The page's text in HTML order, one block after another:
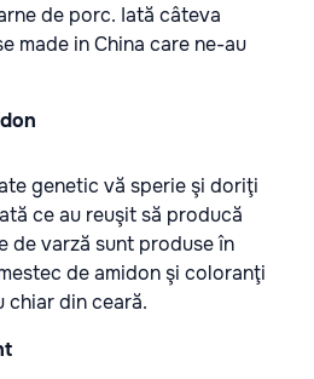
de porc. Iată câteva
made in China care ne-au
genetic vă sperie şi doriţi
ce au reuşit să producă
de varză sunt produse în
de amidon şi coloranţi
chiar din ceară.